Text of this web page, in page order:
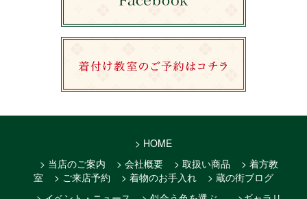
> HOME
> 当店のご案内
> 会社概要 > 取扱い商品
> 着方教
室
> ご来店予約 > 着物のお手入れ
> 蔵の街ブログ